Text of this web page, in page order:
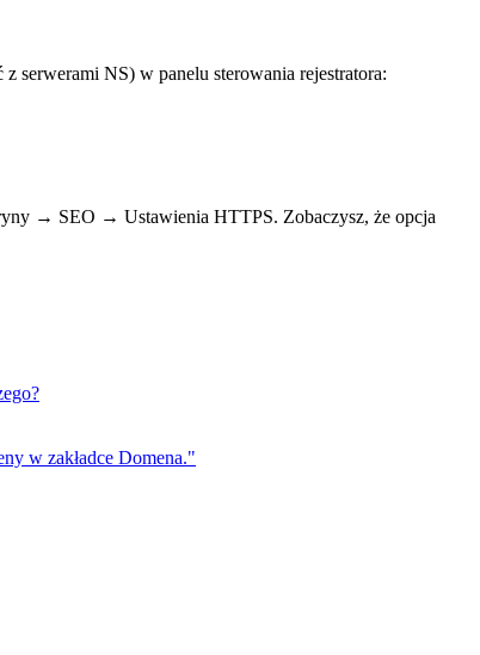
serwerami NS) w panelu sterowania rejestratora:
→ SEO → Ustawienia HTTPS. Zobaczysz, że opcja
w zakładce Domena."